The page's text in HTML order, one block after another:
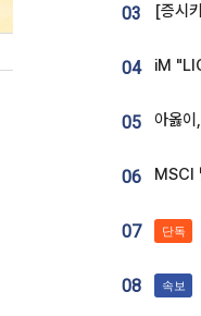
03
04
05
06
07 단독
08 속보